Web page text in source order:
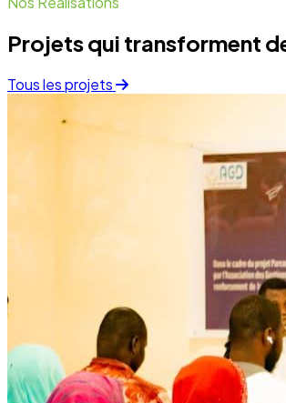
Développent
Ateliers communautaires
Lire la suite